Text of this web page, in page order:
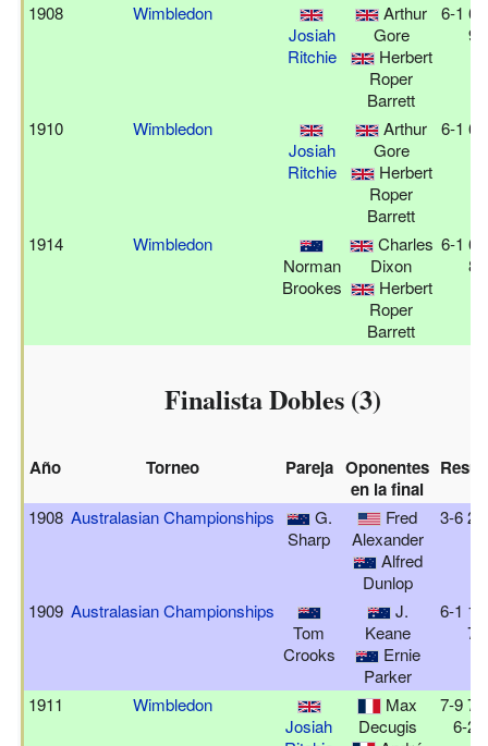
1908
Wimbledon
Josiah
Ritchie
Arthur
Gore
Herbert
Roper
Barrett
6-1 6-
9-
1910
Wimbledon
Josiah
Ritchie
Arthur
Gore
Herbert
Roper
Barrett
6-1 6-
1914
Wimbledon
Norman
Brookes
Charles
Dixon
Herbert
Roper
Barrett
6-1 6-
8-
Finalista Dobles (3)
Año Torneo Pareja Oponentes
en la final
1908 Australasian Championships
G.
Sharp
Fred
Alexander
Alfred
Dunlop
3-6 2-
1909 Australasian Championships
Tom
Crooks
J.
Keane
Ernie
Parker
6-1 1-
7-
1911
Wimbledon
Josiah
Max
Decugis
7-9 7-
6-2